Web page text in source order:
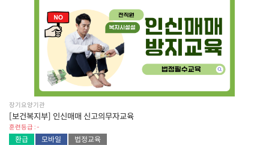
장기요양기관
[보건복지부] 인신매매 신고의무자교육
훈련등급 : -
환급 모바일
법정교육